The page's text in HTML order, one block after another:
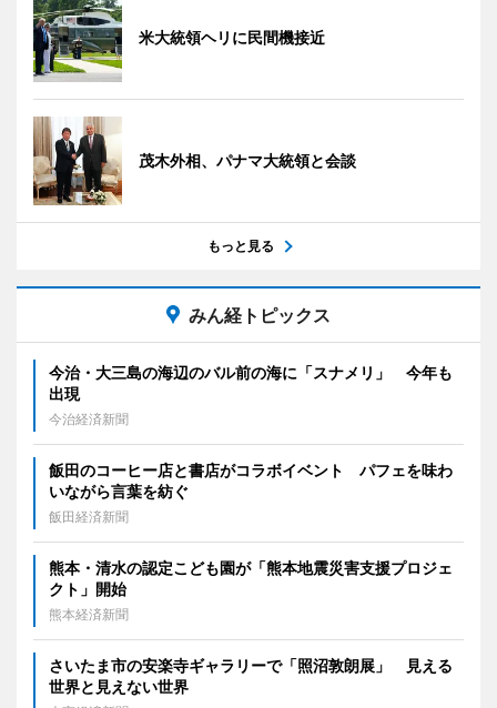
米大統領ヘリに民間機接近
茂木外相、パナマ大統領と会談
もっと見る
みん経トピックス
今治・大三島の海辺のバル前の海に「スナメリ」 今年も
出現
今治経済新聞
飯田のコーヒー店と書店がコラボイベント パフェを味わ
いながら言葉を紡ぐ
飯田経済新聞
熊本・清水の認定こども園が「熊本地震災害支援プロジェ
クト」開始
熊本経済新聞
さいたま市の安楽寺ギャラリーで「照沼敦朗展」 見える
世界と見えない世界